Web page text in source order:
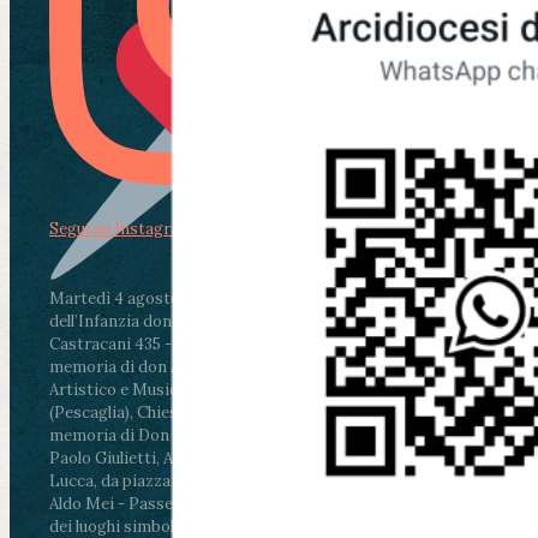
Martedì 4 agosto2026
ore 11:30 - Lucca, Scuola
dell’Infanzia don Aldo Mei - Viale Castruccio
Castracani 435 - Inaugurazione murales in
memoria di don Aldo Mei curato dal Liceo
Artistico e Musicale “Passaglia”
ore 18 - Fiano
(Pescaglia), Chiesa parrocchiale - Messa in
memoria di Don Aldo Mei celebrata da mons.
Paolo Giulietti, Arcivescovo di Lucca
ore 20.30 -
Lucca, da piazza San Michele al Cippo di don
Aldo Mei - Passeggiata della Memoria in alcuni
dei luoghi simbolo della città. Ritrovo alle ore
Segui su Instagram